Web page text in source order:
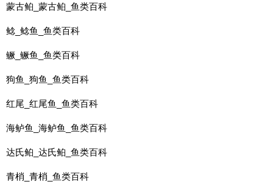
蒙古鲌_蒙古鲌_鱼类百科
鲶_鲶鱼_鱼类百科
鳜_鳜鱼_鱼类百科
狗鱼_狗鱼_鱼类百科
红尾_红尾鱼_鱼类百科
海鲈鱼_海鲈鱼_鱼类百科
达氏鲌_达氏鲌_鱼类百科
青梢_青梢_鱼类百科